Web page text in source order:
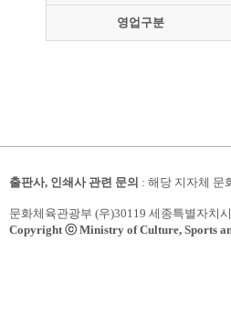
영업구분
출판사, 인쇄사 관련 문의 : 해당 지자체 문
문화체육관광부 (우)30119 세종특별자치
Copyright ⓒ Ministry of Culture, Sports